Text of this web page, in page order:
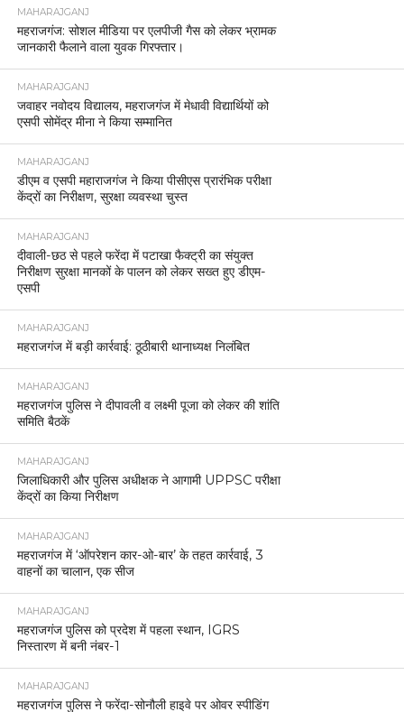
MAHARAJGANJ
महराजगंज: सोशल मीडिया पर एलपीजी गैस को लेकर भ्रामक
जानकारी फैलाने वाला युवक गिरफ्तार।
MAHARAJGANJ
जवाहर नवोदय विद्यालय, महराजगंज में मेधावी विद्यार्थियों को
एसपी सोमेंद्र मीना ने किया सम्मानित
MAHARAJGANJ
डीएम व एसपी महाराजगंज ने किया पीसीएस प्रारंभिक परीक्षा
केंद्रों का निरीक्षण, सुरक्षा व्यवस्था चुस्त
MAHARAJGANJ
दीवाली-छठ से पहले फरेंदा में पटाखा फैक्ट्री का संयुक्त
निरीक्षण सुरक्षा मानकों के पालन को लेकर सख्त हुए डीएम-
एसपी
MAHARAJGANJ
महराजगंज में बड़ी कार्रवाई: ठूठीबारी थानाध्यक्ष निलंबित
MAHARAJGANJ
महराजगंज पुलिस ने दीपावली व लक्ष्मी पूजा को लेकर की शांति
समिति बैठकें
MAHARAJGANJ
जिलाधिकारी और पुलिस अधीक्षक ने आगामी UPPSC परीक्षा
केंद्रों का किया निरीक्षण
MAHARAJGANJ
महराजगंज में ‘ऑपरेशन कार-ओ-बार’ के तहत कार्रवाई, 3
वाहनों का चालान, एक सीज
MAHARAJGANJ
महराजगंज पुलिस को प्रदेश में पहला स्थान, IGRS
निस्तारण में बनी नंबर-1
MAHARAJGANJ
महराजगंज पुलिस ने फरेंदा-सोनौली हाइवे पर ओवर स्पीडिंग